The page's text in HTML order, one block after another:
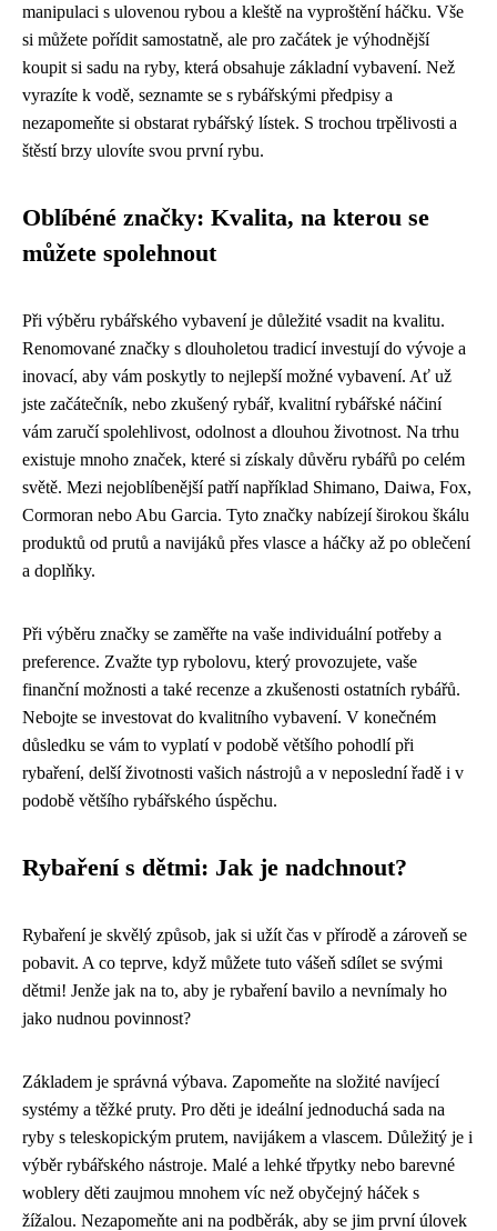
manipulaci s ulovenou rybou a kleště na vyproštění háčku. Vše
si můžete pořídit samostatně, ale pro začátek je výhodnější
koupit si sadu na ryby, která obsahuje základní vybavení. Než
vyrazíte k vodě, seznamte se s rybářskými předpisy a
nezapomeňte si obstarat rybářský lístek. S trochou trpělivosti a
štěstí brzy ulovíte svou první rybu.
Oblíbéné značky: Kvalita, na kterou se
můžete spolehnout
Při výběru rybářského vybavení je důležité vsadit na kvalitu.
Renomované značky s dlouholetou tradicí investují do vývoje a
inovací, aby vám poskytly to nejlepší možné vybavení. Ať už
jste začátečník, nebo zkušený rybář, kvalitní rybářské náčiní
vám zaručí spolehlivost, odolnost a dlouhou životnost. Na trhu
existuje mnoho značek, které si získaly důvěru rybářů po celém
světě. Mezi nejoblíbenější patří například Shimano, Daiwa, Fox,
Cormoran nebo Abu Garcia. Tyto značky nabízejí širokou škálu
produktů od prutů a navijáků přes vlasce a háčky až po oblečení
a doplňky.
Při výběru značky se zaměřte na vaše individuální potřeby a
preference. Zvažte typ rybolovu, který provozujete, vaše
finanční možnosti a také recenze a zkušenosti ostatních rybářů.
Nebojte se investovat do kvalitního vybavení. V konečném
důsledku se vám to vyplatí v podobě většího pohodlí při
rybaření, delší životnosti vašich nástrojů a v neposlední řadě i v
podobě většího rybářského úspěchu.
Rybaření s dětmi: Jak je nadchnout?
Rybaření je skvělý způsob, jak si užít čas v přírodě a zároveň se
pobavit. A co teprve, když můžete tuto vášeň sdílet se svými
dětmi! Jenže jak na to, aby je rybaření bavilo a nevnímaly ho
jako nudnou povinnost?
Základem je správná výbava. Zapomeňte na složité navíjecí
systémy a těžké pruty. Pro děti je ideální jednoduchá sada na
ryby s teleskopickým prutem, navijákem a vlascem. Důležitý je i
výběr rybářského nástroje. Malé a lehké třpytky nebo barevné
woblery děti zaujmou mnohem víc než obyčejný háček s
žížalou. Nezapomeňte ani na podběrák, aby se jim první úlovek